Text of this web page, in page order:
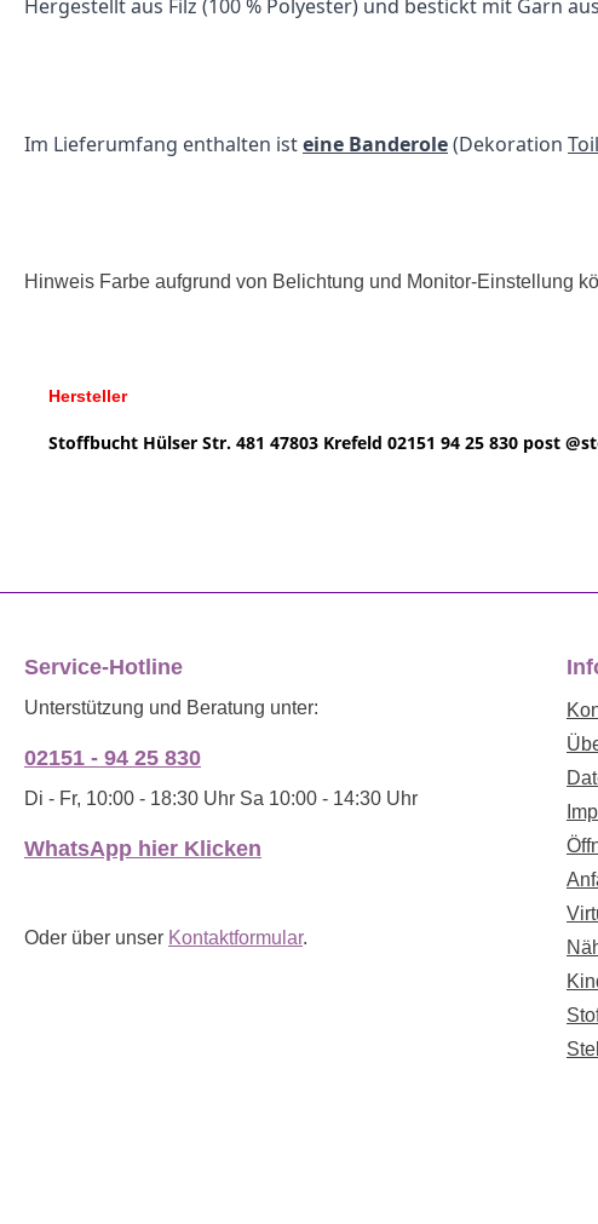
Hergestellt aus Filz (100 % Polyester) und bestickt mit Garn
Im Lieferumfang enthalten isteine Banderole(Dekoration
Hinweis Farbe aufgrund von Belichtung und Monitor-Einstellung
Hersteller
Stoffbucht Hülser Str. 481 47803 Krefeld 02151 94 25 830 post @
Service-Hotline
Unterstützung und Beratung unter:
02151 - 94 25 830
Di - Fr, 10:00 - 18:30 Uhr Sa 10:00 - 14:30 Uhr
WhatsApp hier Klicken
Oder über unser Kontaktformular.